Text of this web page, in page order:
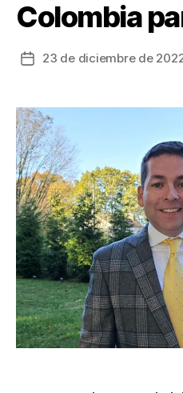
Colombia
Fecha
entrada
23 de diciembre de